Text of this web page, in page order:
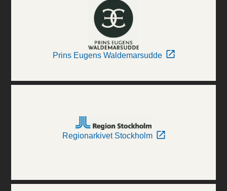
Prins Eugens Waldemarsudde
Regionarkivet Stockholm